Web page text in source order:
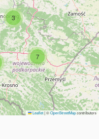
3
7
Leaflet|©OpenStreetMapcontributors